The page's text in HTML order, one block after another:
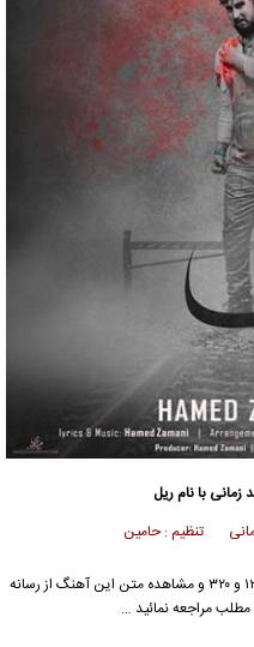
زمانی با نام ریل
زمانی تنظیم : حامین
با کیفیت ۱۲۸ و ۳۲۰ و مشاهده متن این آهنگ از رسانه
مراجعه نمائید …